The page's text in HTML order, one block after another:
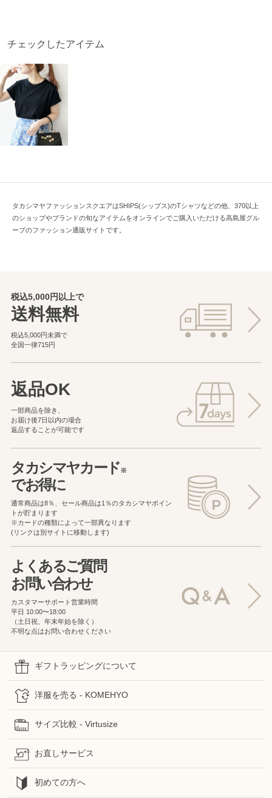
チェックしたアイテム
タカシマヤファッションスクエアはSHIPS(シップス)のTシャツなどの他、370以上
のショップやブランドの旬なアイテムをオンラインでご購入いただける高島屋グル
ープのファッション通販サイトです。
税込5,000円以上で
送料無料
税込5,000円未満で
全国一律715円
返品OK
一部商品を除き、
お届け後7日以内の場合
返品することが可能です
タカシマヤカード※
でお得に
通常商品は8％、セール商品は1％のタカシマヤポイン
トが貯まります
※カードの種類によって一部異なります
(リンクは別サイトに移動します)
よくあるご質問
お問い合わせ
カスタマーサポート営業時間
平日 10:00〜18:00
（土日祝、年末年始を除く）
不明な点はお問い合わせください
ギフトラッピングについて
洋服を売る - KOMEHYO
サイズ比較 - Virtusize
お直しサービス
初めての方へ